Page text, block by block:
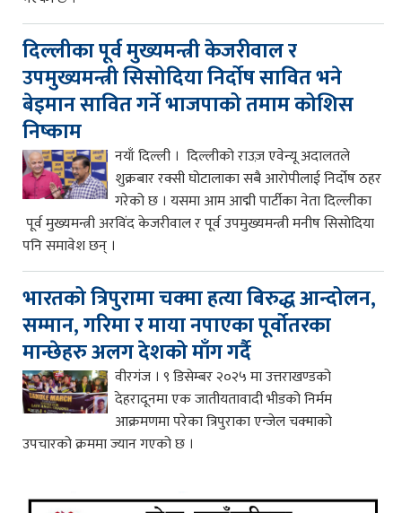
दिल्लीका पूर्व मुख्यमन्त्री केजरीवाल र
उपमुख्यमन्त्री सिसोदिया निर्दोष सावित भने
बेइमान सावित गर्ने भाजपाको तमाम कोशिस
निष्काम
नयाँ दिल्ली । दिल्लीको राउज़ एवेन्यू अदालतले
शुक्रबार रक्सी घोटालाका सबै आरोपीलाई निर्दोष ठहर
गरेको छ । यसमा आम आद्मी पार्टीका नेता दिल्लीका
पूर्व मुख्यमन्त्री अरविंद केजरीवाल र पूर्व उपमुख्यमन्त्री मनीष सिसोदिया
पनि समावेश छन् ।
भारतको त्रिपुरामा चक्मा हत्या बिरुद्ध आन्दोलन,
सम्मान, गरिमा र माया नपाएका पूर्वोतरका
मान्छेहरु अलग देशको माँग गर्दै
वीरगंज । ९ डिसेम्बर २०२५ मा उत्तराखण्डको
देहरादूनमा एक जातीयतावादी भीडको निर्मम
आक्रमणमा परेका त्रिपुराका एन्जेल चक्माको
उपचारको क्रममा ज्यान गएको छ ।